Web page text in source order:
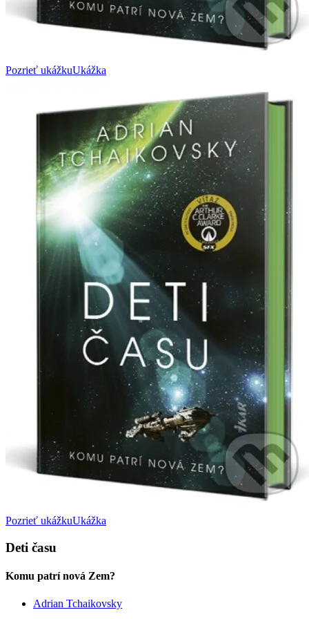
Pozrieť ukážkuUkážka
Pozrieť ukážkuUkážka
Deti času
Komu patrí nová Zem?
Adrian Tchaikovsky